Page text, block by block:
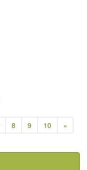
8 9 10 »